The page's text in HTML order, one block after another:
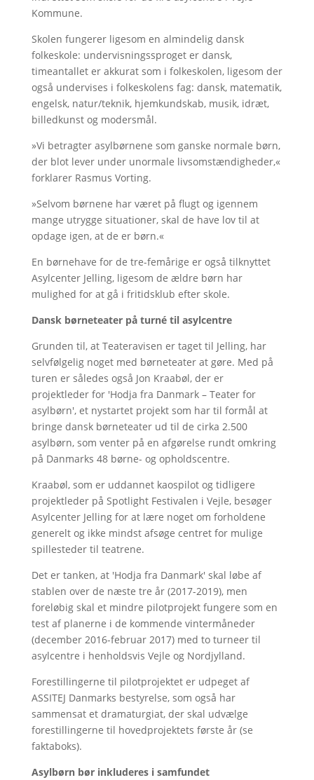
Kommune.
Skolen fungerer ligesom en almindelig dansk
folkeskole: undervisningssproget er dansk,
timeantallet er akkurat som i folkeskolen, ligesom der
også undervises i folkeskolens fag: dansk, matematik,
engelsk, natur/teknik, hjemkundskab, musik, idræt,
billedkunst og modersmål.
»Vi betragter asylbørnene som ganske normale børn,
der blot lever under unormale livsomstændigheder,«
forklarer Rasmus Vorting.
»Selvom børnene har været på flugt og igennem
mange utrygge situationer, skal de have lov til at
opdage igen, at de er børn.«
En børnehave for de tre-femårige er også tilknyttet
Asylcenter Jelling, ligesom de ældre børn har
mulighed for at gå i fritidsklub efter skole.
Dansk børneteater på turné til asylcentre
Grunden til, at Teateravisen er taget til Jelling, har
selvfølgelig noget med børneteater at gøre. Med på
turen er således også Jon Kraabøl, der er
projektleder for 'Hodja fra Danmark – Teater for
asylbørn', et nystartet projekt som har til formål at
bringe dansk børneteater ud til de cirka 2.500
asylbørn, som venter på en afgørelse rundt omkring
på Danmarks 48 børne- og opholdscentre.
Kraabøl, som er uddannet kaospilot og tidligere
projektleder på Spotlight Festivalen i Vejle, besøger
Asylcenter Jelling for at lære noget om forholdene
generelt og ikke mindst afsøge centret for mulige
spillesteder til teatrene.
Det er tanken, at 'Hodja fra Danmark' skal løbe af
stablen over de næste tre år (2017-2019), men
foreløbig skal et mindre pilotprojekt fungere som en
test af planerne i de kommende vintermåneder
(december 2016-februar 2017) med to turneer til
asylcentre i henholdsvis Vejle og Nordjylland.
Forestillingerne til pilotprojektet er udpeget af
ASSITEJ Danmarks bestyrelse, som også har
sammensat et dramaturgiat, der skal udvælge
forestillingerne til hovedprojektets første år (se
faktaboks).
Asylbørn bør inkluderes i samfundet